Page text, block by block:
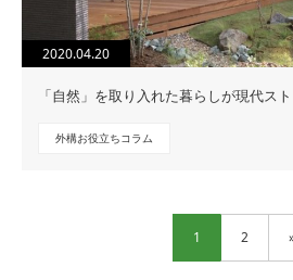
2020.04.20
「自然」を取り入れた暮らしが現代ス
外構お役立ちコラム
1 2